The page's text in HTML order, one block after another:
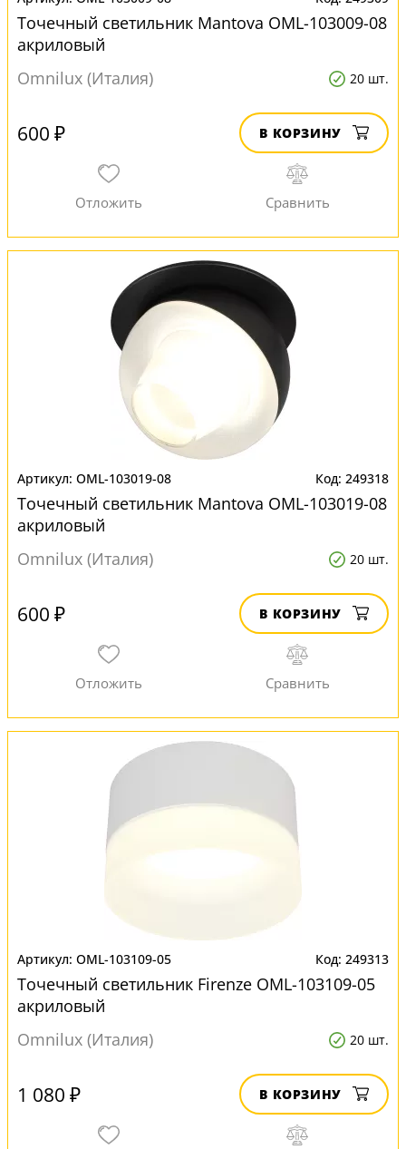
Точечный светильник Mantova OML-103009-08
акриловый
Omnilux (Италия)
20 шт.
600 ₽ В КОРЗИНУ
OML-103019-08 249318
Точечный светильник Mantova OML-103019-08
акриловый
Omnilux (Италия)
20 шт.
600 ₽ В КОРЗИНУ
OML-103109-05 249313
Точечный светильник Firenze OML-103109-05
акриловый
Omnilux (Италия)
20 шт.
1 080 ₽ В КОРЗИНУ